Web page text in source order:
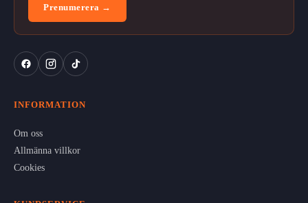
Prenumerera →
INFORMATION
Om oss
Allmänna villkor
Cookies